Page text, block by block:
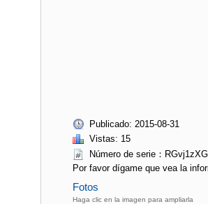
Publicado: 2015-08-31
Vistas: 15
Número de serie：RGvj1zXG
Por favor dígame que vea la
Fotos
Haga clic en la imagen para ampliarla